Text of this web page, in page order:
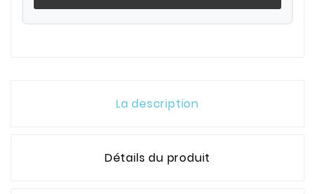
La description
Détails du produit